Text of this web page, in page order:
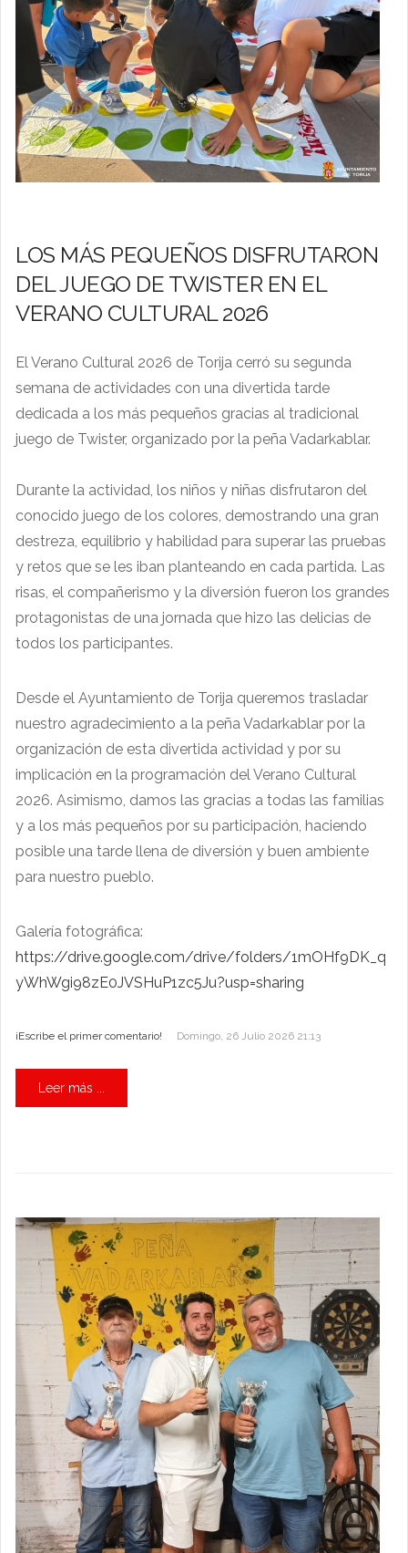
LOS MÁS PEQUEÑOS DISFRUTARON
DEL JUEGO DE TWISTER EN EL
VERANO CULTURAL 2026
El Verano Cultural 2026 de Torija cerró su segunda
semana de actividades con una divertida tarde
dedicada a los más pequeños gracias al tradicional
juego de Twister, organizado por la peña Vadarkablar.
Durante la actividad, los niños y niñas disfrutaron del
conocido juego de los colores, demostrando una gran
destreza, equilibrio y habilidad para superar las pruebas
y retos que se les iban planteando en cada partida. Las
risas, el compañerismo y la diversión fueron los grandes
protagonistas de una jornada que hizo las delicias de
todos los participantes.
Desde el Ayuntamiento de Torija queremos trasladar
nuestro agradecimiento a la peña Vadarkablar por la
organización de esta divertida actividad y por su
implicación en la programación del Verano Cultural
2026. Asimismo, damos las gracias a todas las familias
y a los más pequeños por su participación, haciendo
posible una tarde llena de diversión y buen ambiente
para nuestro pueblo.
Galería fotográfica:
https://drive.google.com/drive/folders/1mOHf9DK_q
yWhWgi98zE0JVSHuP1zc5Ju?usp=sharing
¡Escribe el primer comentario! Domingo, 26 Julio 2026 21:13
Leer más ...